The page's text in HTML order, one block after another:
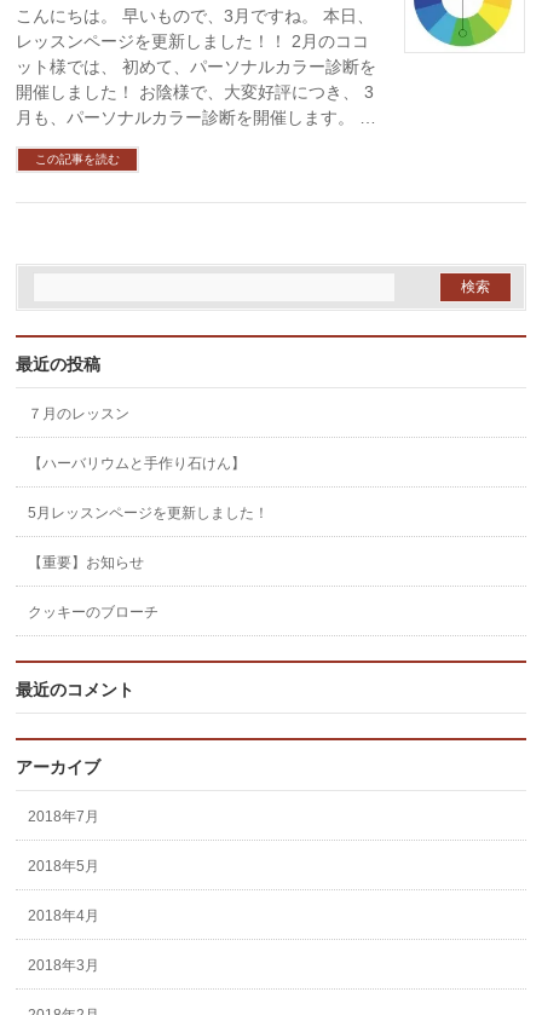
こんにちは。 早いもので、3月ですね。 本日、
レッスンページを更新しました！！ 2月のココ
ット様では、 初めて、パーソナルカラー診断を
開催しました！ お陰様で、大変好評につき、 3
月も、パーソナルカラー診断を開催します。 …
この記事を読む
最近の投稿
７月のレッスン
【ハーバリウムと手作り石けん】
5月レッスンページを更新しました！
【重要】お知らせ
クッキーのブローチ
最近のコメント
アーカイブ
2018年7月
2018年5月
2018年4月
2018年3月